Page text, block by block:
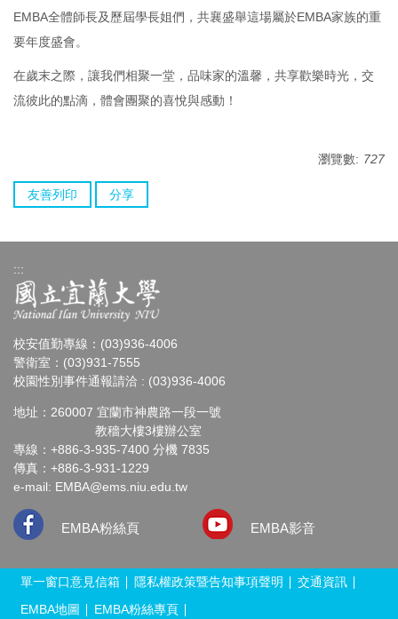
EMBA全體師長及歷屆學長姐們，共襄盛舉這場屬於EMBA家族的重
要年度盛會。
在歲末之際，讓我們相聚一堂，品味家的溫馨，共享歡樂時光，交
流彼此的點滴，體會團聚的喜悅與感動！
瀏覽數: 727
友善列印 分享
:::
校安值勤專線：(03)936-4006
警衛室：(03)931-7555
校園性別事件通報請洽 : (03)936-4006
地址：260007 宜蘭市神農路一段一號
教穡大樓3樓辦公室
專線：+886-3-935-7400 分機 7835
傳真：+886-3-931-1229
e-mail: EMBA@ems.niu.edu.tw
EMBA粉絲頁 EMBA影音
單一窗口意見信箱 隱私權政策暨告知事項聲明
交通資訊
EMBA地圖
EMBA粉絲專頁